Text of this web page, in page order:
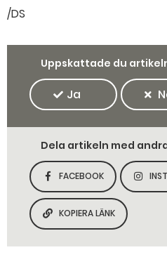
/DS
Uppskattade du
Ja
Dela artikeln med
DELA SIDAN PÅ
FACEBOOK
KOPIERA SIDANS
KOPIERA LÄNK